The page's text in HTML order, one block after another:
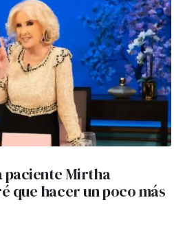
paciente Mirtha
que hacer un poco más